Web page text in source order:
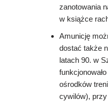
zanotowania
w książce
Amunicję
dostać także
latach 90. w
ośrodków
cywilów),